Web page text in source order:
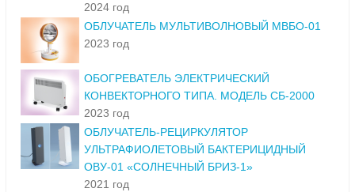
2024 год
ОБЛУЧАТЕЛЬ МУЛЬТИВОЛНОВЫЙ МВБО-01
2023 год
ОБОГРЕВАТЕЛЬ ЭЛЕКТРИЧЕСКИЙ
КОНВЕКТОРНОГО ТИПА. МОДЕЛЬ СБ-2000
2023 год
ОБЛУЧАТЕЛЬ-РЕЦИРКУЛЯТОР
УЛЬТРАФИОЛЕТОВЫЙ БАКТЕРИЦИДНЫЙ
ОВУ-01 «СОЛНЕЧНЫЙ БРИЗ-1»
2021 год